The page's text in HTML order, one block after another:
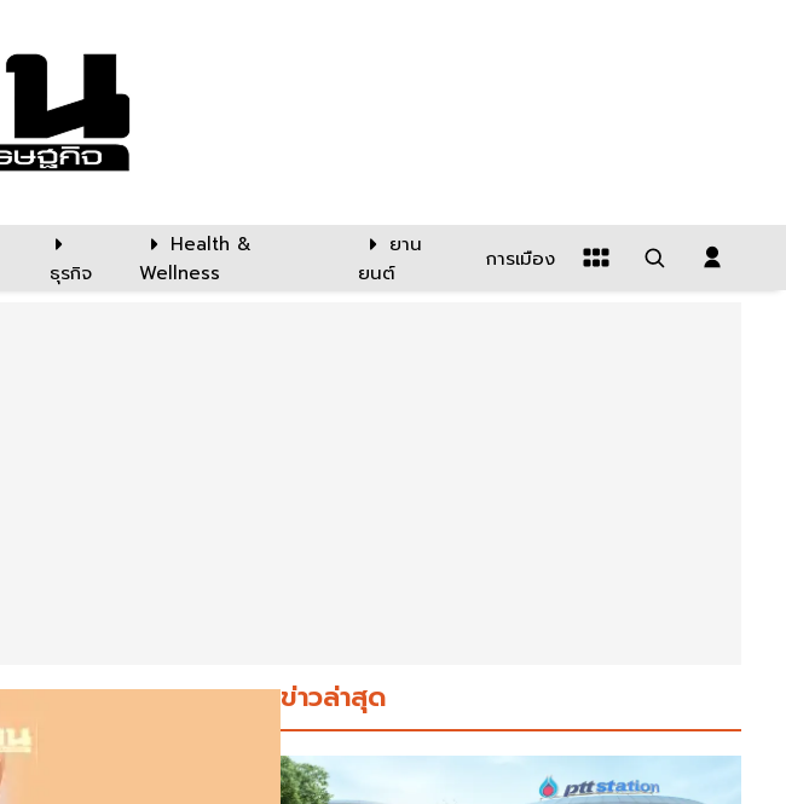
ธุรกิจ
Health &
Wellness
ยาน
ยนต์
การเมือง
ข่าวล่าสุด